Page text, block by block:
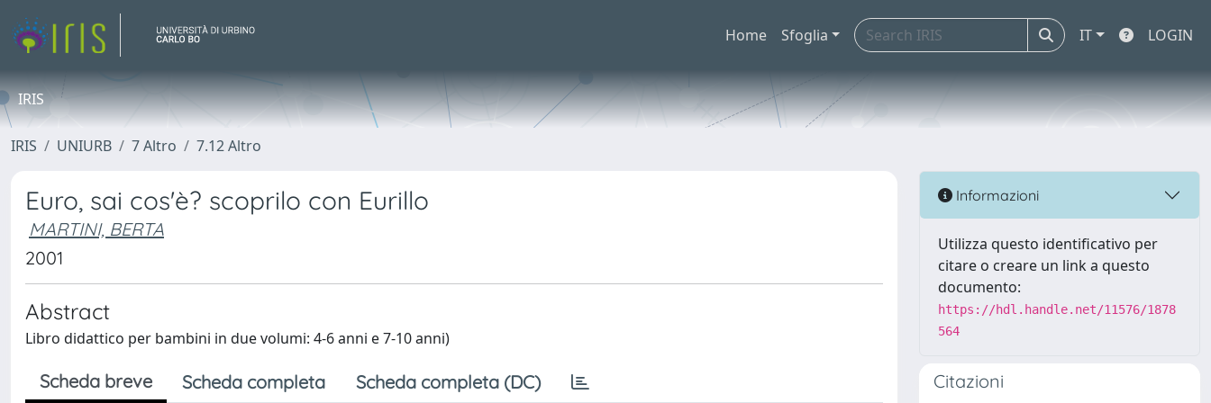
Home Sfoglia IT LOGIN
IRIS
IRIS UNIURB 7 Altro 7.12 Altro
Euro, sai cos'è? scoprilo con Eurillo
MARTINI, BERTA
2001
Abstract
Libro didattico per bambini in due volumi: 4-6 anni e 7-10 anni)
Scheda breve Scheda completa Scheda completa (DC)
Informazioni
Utilizza questo identificativo per
citare o creare un link a questo
documento:
https://hdl.handle.net/11576/1878
564
Citazioni